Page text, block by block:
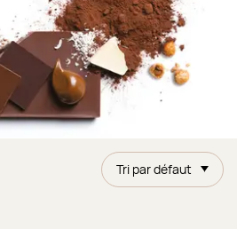
Tri par défaut